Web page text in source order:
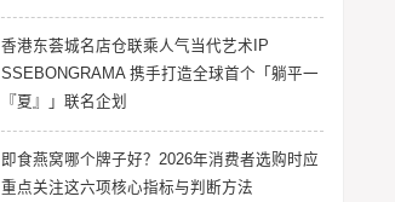
香港东荟城名店仓联乘人气当代艺术IP
SSEBONGRAMA 携手打造全球首个「躺平一
『夏』」联名企划
即食燕窝哪个牌子好？2026年消费者选购时应
重点关注这六项核心指标与判断方法